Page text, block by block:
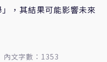
，其結果可能影響未來
內文字數：1353